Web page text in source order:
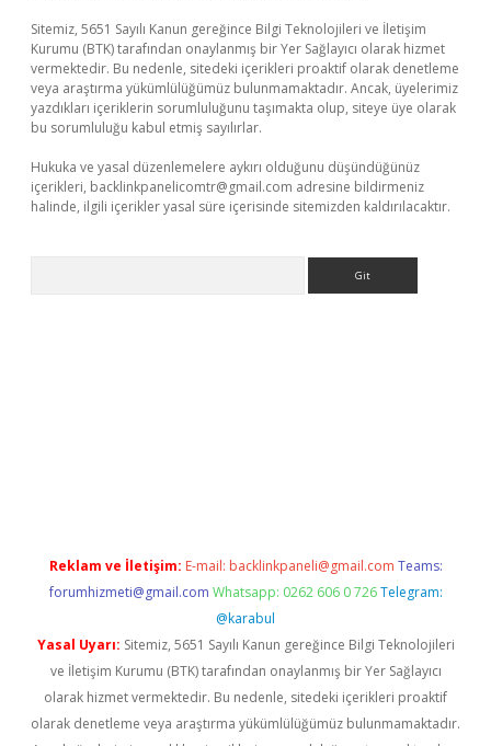
Sitemiz, 5651 Sayılı Kanun gereğince Bilgi Teknolojileri ve İletişim
Kurumu (BTK) tarafından onaylanmış bir Yer Sağlayıcı olarak hizmet
vermektedir. Bu nedenle, sitedeki içerikleri proaktif olarak denetleme
veya araştırma yükümlülüğümüz bulunmamaktadır. Ancak, üyelerimiz
yazdıkları içeriklerin sorumluluğunu taşımakta olup, siteye üye olarak
bu sorumluluğu kabul etmiş sayılırlar.
Hukuka ve yasal düzenlemelere aykırı olduğunu düşündüğünüz
içerikleri, backlinkpanelicomtr@gmail.com adresine bildirmeniz
halinde, ilgili içerikler yasal süre içerisinde sitemizden kaldırılacaktır.
Reklam ve İletişim: E-mail: backlinkpaneli@gmail.com Teams:
forumhizmeti@gmail.com Whatsapp: 0262 606 0 726 Telegram:
@karabul
Yasal Uyarı: Sitemiz, 5651 Sayılı Kanun gereğince Bilgi Teknolojileri
ve İletişim Kurumu (BTK) tarafından onaylanmış bir Yer Sağlayıcı
olarak hizmet vermektedir. Bu nedenle, sitedeki içerikleri proaktif
olarak denetleme veya araştırma yükümlülüğümüz bulunmamaktadır.